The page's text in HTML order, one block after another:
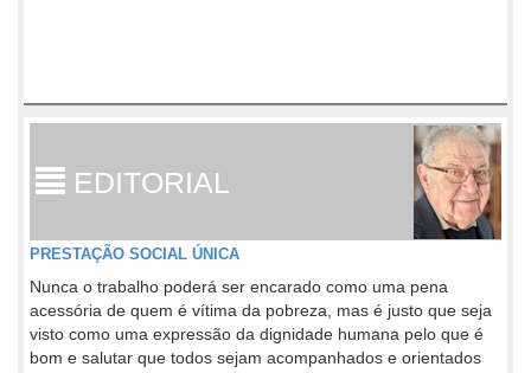
EDITORIAL
PRESTAÇÃO SOCIAL ÚNICA
Nunca o trabalho poderá ser encarado como uma pena
acessória de quem é vítima da pobreza, mas é justo que seja
visto como uma expressão da dignidade humana pelo que é
bom e salutar que todos sejam acompanhados e orientados